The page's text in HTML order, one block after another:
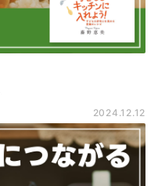
2024.12.12